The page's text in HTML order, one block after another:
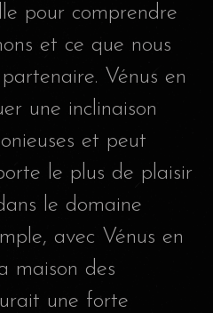
pour comprendre
et ce que nous
Vénus en
une inclinaison
et peut
le plus de plaisir
le domaine
avec Vénus en
maison des
une forte